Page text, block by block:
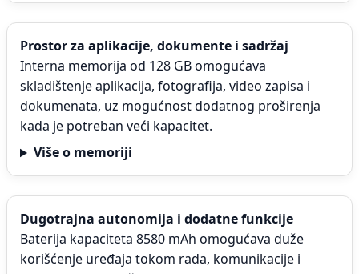
Prostor za aplikacije, dokumente i sadržaj
Interna memorija od 128 GB omogućava
skladištenje aplikacija, fotografija, video zapisa i
dokumenata, uz mogućnost dodatnog proširenja
kada je potreban veći kapacitet.
Više o memoriji
Dugotrajna autonomija i dodatne funkcije
Baterija kapaciteta 8580 mAh omogućava duže
korišćenje uređaja tokom rada, komunikacije i